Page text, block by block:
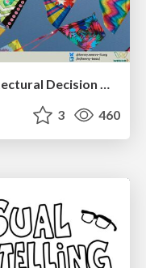
Technical Leadership for Architectural Decision Making
3 460